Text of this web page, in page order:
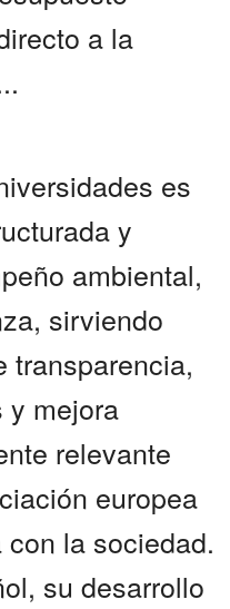
a la
es
y
ambiental,
sirviendo
transparencia,
y mejora
relevante
europea
la sociedad.
su desarrollo